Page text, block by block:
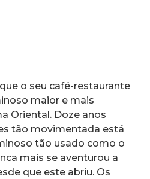
o seu café-restaurante
maior e mais
Oriental. Doze anos
tão movimentada está
tão usado como o
mais se aventurou a
que este abriu. Os